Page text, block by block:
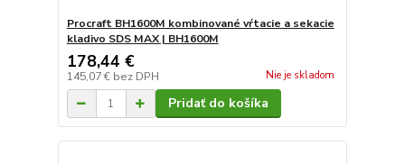
Procraft BH1600M kombinované vŕtacie a sekacie
kladivo SDS MAX | BH1600M
178,44 €
145,07 € bez DPH Nie je skladom
Pridať do košíka